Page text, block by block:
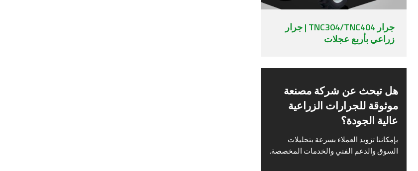
جرار TNC304/TNC404 | جرار
زراعي بأربع عجلات
هل تبحث عن شركة مصنعة
موثوقة للجرارات الزراعية
عالية الجودة؟
بإمكاننا تزويد العملاء بسرعة بتحليلات
السوق والدعم الفني والخدمات المخصصة.